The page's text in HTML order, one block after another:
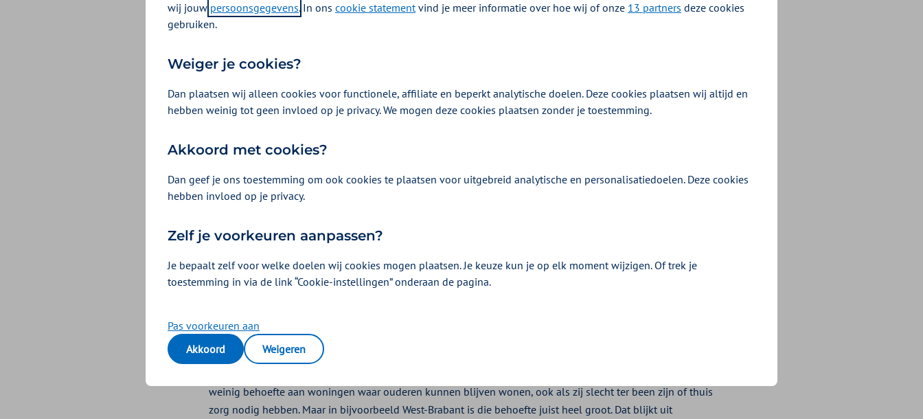
04-07-2022 Christine Rompa
de gevolgen van de vergrijzing goed op te vangen. Regionaal zijn er aanzienlijke
verschillen. Zo moeten in de regio Rotterdam twee van de drie nieuwe woningen
levensloopbestendig worden; in de regio Amsterdam ‘slechts’ een op de vier.
weinig behoefte aan woningen waar ouderen kunnen blijven wonen, ook als zij slecht ter been zijn of thuis
zorg nodig hebben. Maar in bijvoorbeeld West-Brabant is die behoefte juist heel groot. Dat blijkt uit
wij jouw persoonsgegevens. In ons cookie statementvind je meer informatie over hoe wij of onze 13 partners deze cookies
gebruiken.
Weiger je cookies?
Dan plaatsen wij alleen cookies voor functionele, affiliate en beperkt analytische doelen. Deze cookies plaatsen wij altijd en
hebben weinig tot geen invloed op je privacy. We mogen deze cookies plaatsen zonder je toestemming.
Akkoord met cookies?
Dan geef je ons toestemming om ook cookies te plaatsen voor uitgebreid analytische en personalisatiedoelen. Deze cookies
hebben invloed op je privacy.
Zelf je voorkeuren aanpassen?
Je bepaalt zelf voor welke doelen wij cookies mogen plaatsen. Je keuze kun je op elk moment wijzigen. Of trek je
toestemming in via de link “Cookie-instellingen” onderaan de pagina.
Pas voorkeuren aan
Akkoord
Weigeren